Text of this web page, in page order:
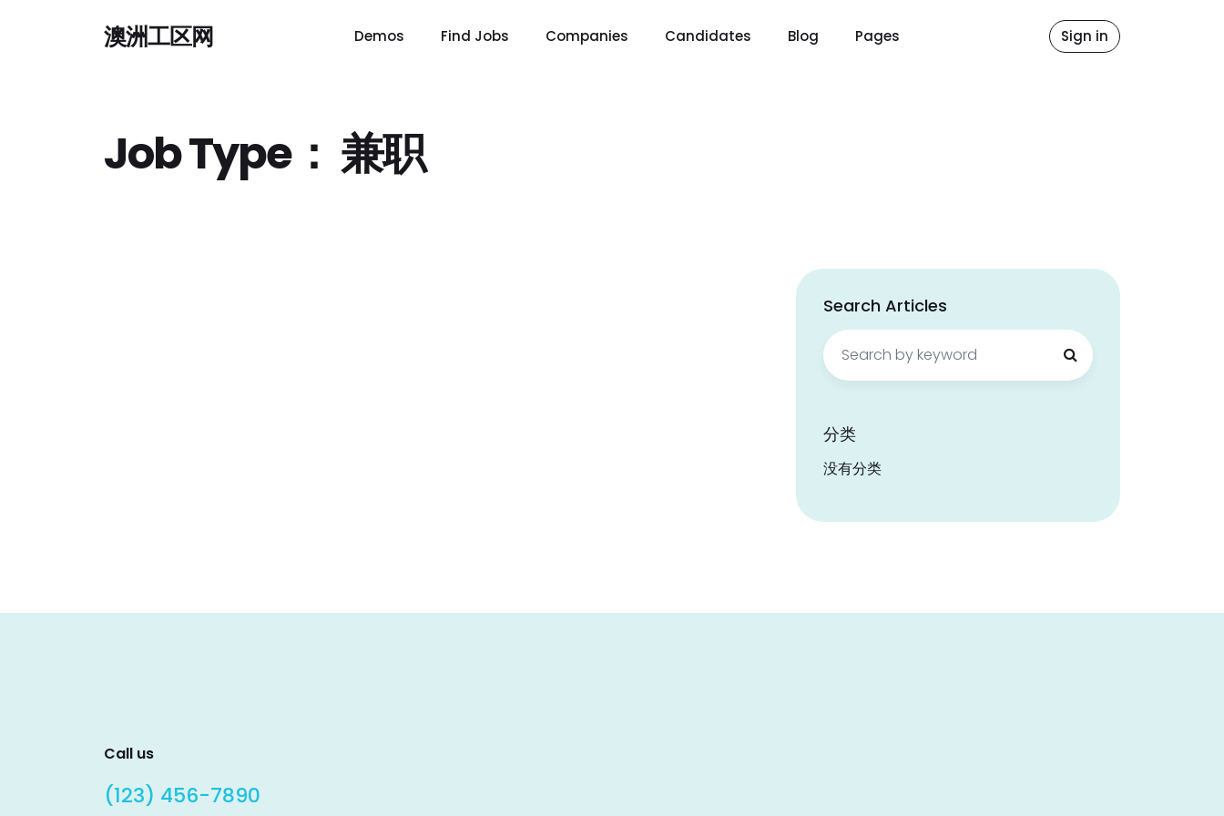
澳洲工区网 Demos Find Jobs Companies Candidates Blog Pages Sign in
Job Type： 兼职
Search Articles
Search
for:
分类
没有分类
Call us
(123) 456-7890